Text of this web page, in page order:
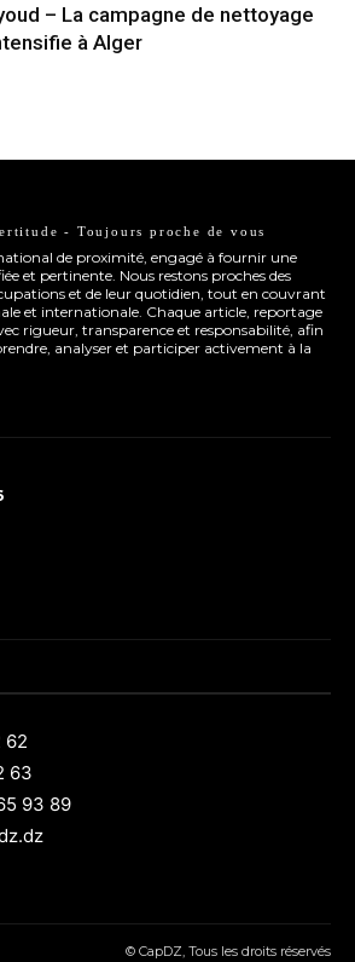
– La campagne de nettoyage
à Alger
- Toujours proche de vous
de proximité, engagé à fournir une
et pertinente. Nous restons proches des
et de leur quotidien, tout en couvrant
et internationale. Chaque article, reportage
rigueur, transparence et responsabilité, afin
analyser et participer activement à la
62
63
93 89
© CapDZ, Tous les droits réservés